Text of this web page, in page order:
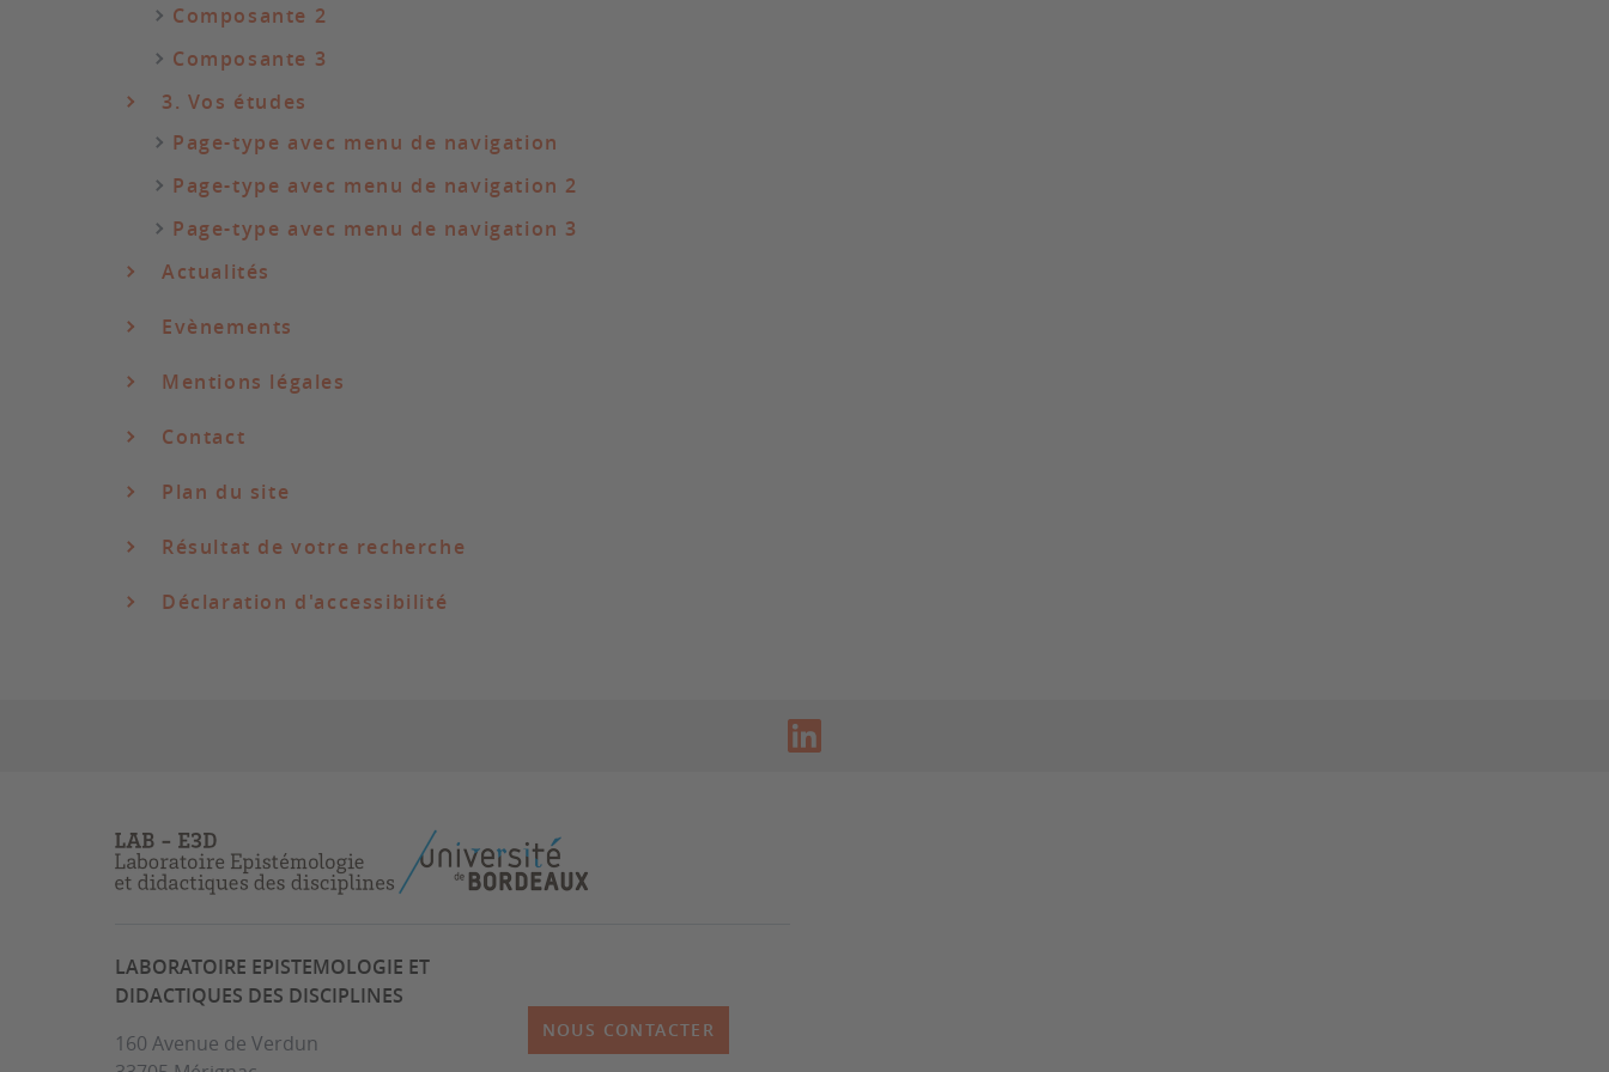
Composante 2
Composante 3
3. Vos études
Page-type avec menu de navigation
Page-type avec menu de navigation 2
Page-type avec menu de navigation 3
Actualités
Evènements
Mentions légales
Contact
Plan du site
Résultat de votre recherche
Déclaration d'accessibilité
LABORATOIRE EPISTEMOLOGIE ET
DIDACTIQUES DES DISCIPLINES
160 Avenue de Verdun
NOUS CONTACTER